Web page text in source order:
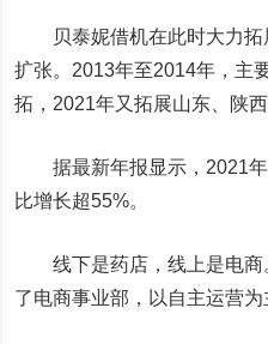
贝泰妮借机在此时大力拓
扩张。2013年至2014年，主
拓，2021年又拓展山东、陕西
据最新年报显示，2021年
比增长超55%。
线下是药店，线上是电商
了电商事业部，以自主运营为